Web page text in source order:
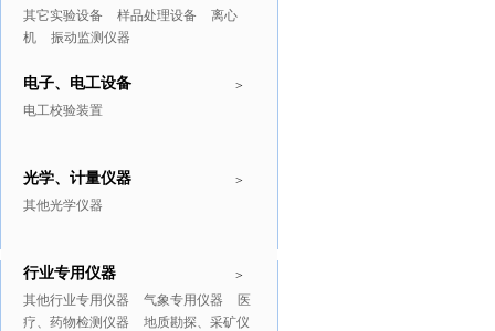
其它实验设备 样品处理设备
离心
机
振动监测仪器
>
电子、电工设备
电工校验装置
>
光学、计量仪器
其他光学仪器
>
行业专用仪器
其他行业专用仪器 气象专用仪器
医
疗、药物检测仪器
地质勘探、采矿仪
推广商品 更多>>